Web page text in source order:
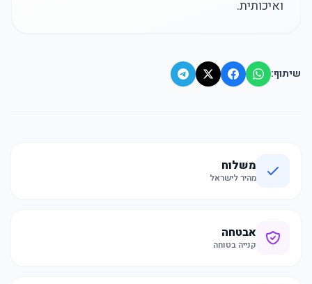
ואיכותית.
שיתוף:
משלוח
מהיר לישראל
אבטחה
קנייה בטוחה